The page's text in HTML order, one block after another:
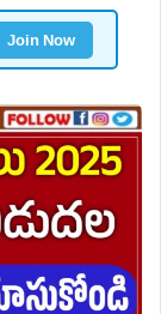
Join Now